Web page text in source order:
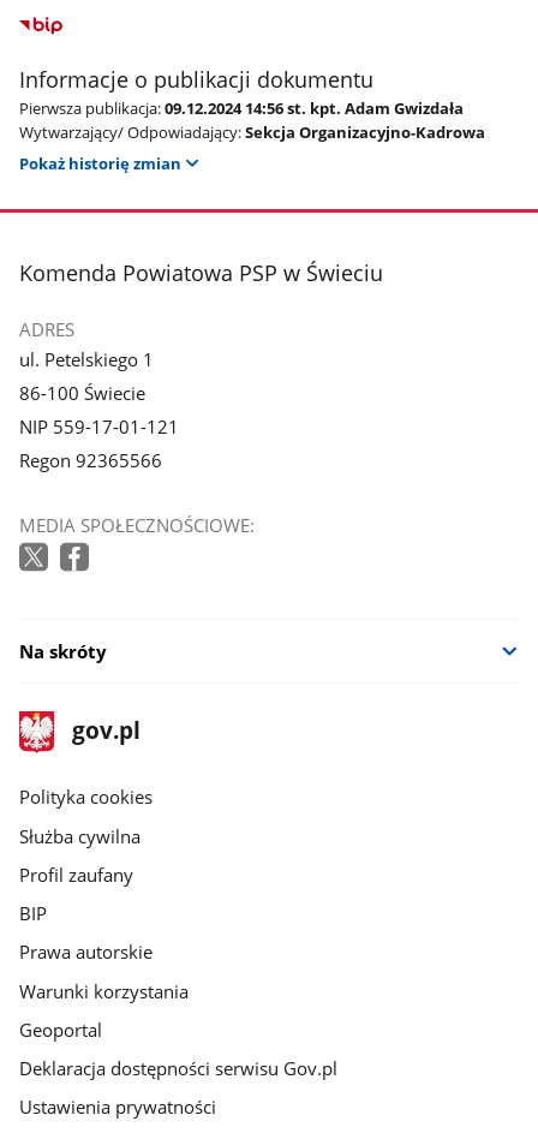
Informacje o publikacji dokumentu
Pierwsza publikacja:09.12.2024 14:56 st. kpt. Adam Gwizdała
Wytwarzający/ Odpowiadający:Sekcja Organizacyjno-Kadrowa
Pokaż historię zmian
stopka
Komenda Powiatowa PSP w Świeciu
ADRES
ul. Petelskiego 1
86-100 Świecie
NIP 559-17-01-121
Regon 92365566
MEDIA SPOŁECZNOŚCIOWE:
Na skróty
stopka
gov.pl
Strona
gov.pl
gov.pl
Polityka cookies
Służba cywilna
Profil zaufany
BIP
Prawa autorskie
Warunki korzystania
Geoportal
Deklaracja dostępności serwisu Gov.pl
Ustawienia prywatności